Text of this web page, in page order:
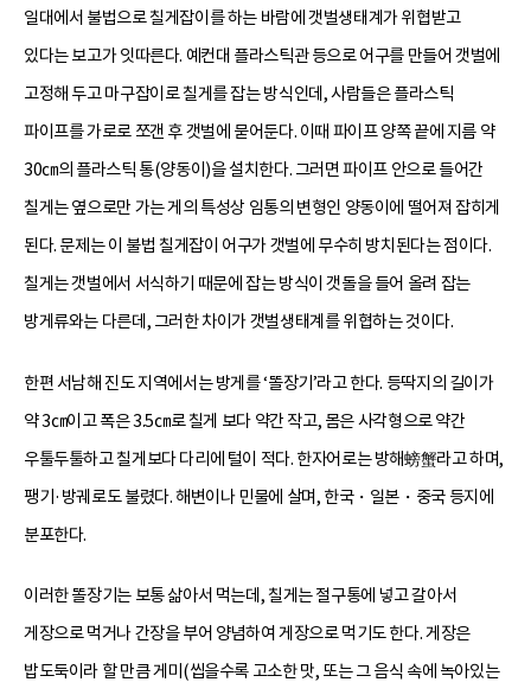
일대에서 불법으로 칠게잡이를 하는 바람에 갯벌생태계가 위협받고
있다는 보고가 잇따른다. 예컨대 플라스틱관 등으로 어구를 만들어 갯벌에
고정해 두고 마구잡이로 칠게를 잡는 방식인데, 사람들은 플라스틱
파이프를 가로로 쪼갠 후 갯벌에 묻어둔다. 이때 파이프 양쪽 끝에 지름 약
30㎝의 플라스틱 통(양동이)을 설치한다. 그러면 파이프 안으로 들어간
칠게는 옆으로만 가는 게의 특성상 임통의 변형인 양동이에 떨어져 잡히게
된다. 문제는 이 불법 칠게잡이 어구가 갯벌에 무수히 방치된다는 점이다.
칠게는 갯벌에서 서식하기 때문에 잡는 방식이 갯돌을 들어 올려 잡는
방게류와는 다른데, 그러한 차이가 갯벌생태계를 위협하는 것이다.
한편 서남해 진도 지역에서는 방게를 ‘똘장기’라고 한다. 등딱지의 길이가
약 3㎝이고 폭은 3.5㎝로 칠게 보다 약간 작고, 몸은 사각형으로 약간
우툴두툴하고 칠게보다 다리에 털이 적다. 한자어로는 방해螃蟹라고 하며,
팽기·방궤로도 불렸다. 해변이나 민물에 살며, 한국・일본・중국 등지에
분포한다.
이러한 똘장기는 보통 삶아서 먹는데, 칠게는 절구통에 넣고 갈아서
게장으로 먹거나 간장을 부어 양념하여 게장으로 먹기도 한다. 게장은
밥도둑이라 할 만큼 게미(씹을수록 고소한 맛, 또는 그 음식 속에 녹아있는